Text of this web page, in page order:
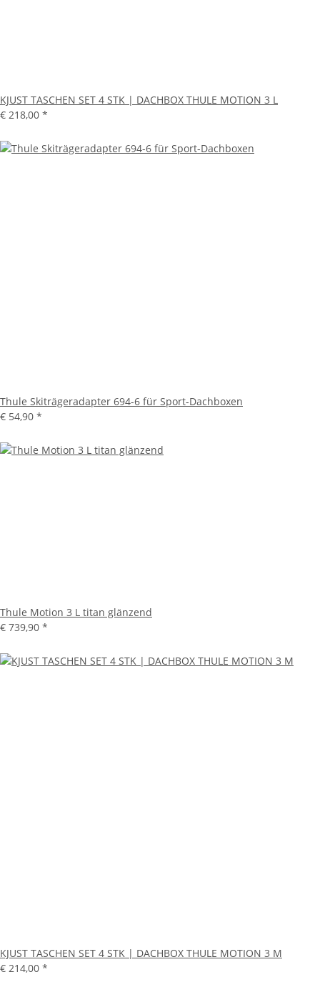
KJUST TASCHEN SET 4 STK | DACHBOX THULE MOTION 3 L
€ 218,00 *
Thule Skiträgeradapter 694-6 für Sport-Dachboxen
€ 54,90 *
Thule Motion 3 L titan glänzend
€ 739,90 *
KJUST TASCHEN SET 4 STK | DACHBOX THULE MOTION 3 M
€ 214,00 *